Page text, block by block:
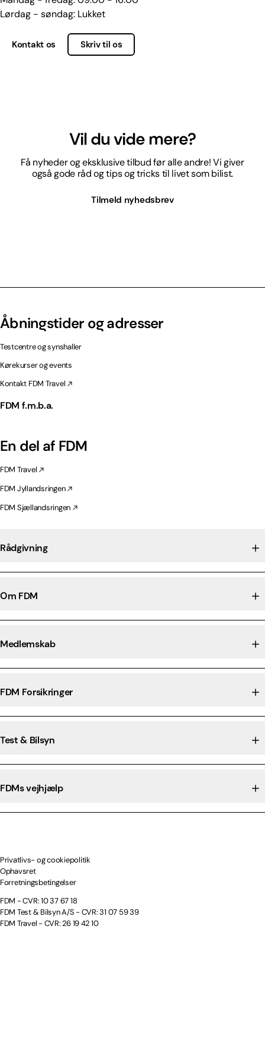
Lørdag - søndag: Lukket
Kontakt os Skriv til os
Vil du vide mere?
Få nyheder og eksklusive tilbud før alle andre! Vi giver
også gode råd og tips og tricks til livet som bilist.
Tilmeld nyhedsbrev
Åbningstider og adresser
Testcentre og synshaller
Kørekurser og events
Kontakt FDM Travel
FDM f.m.b.a.
En del af FDM
FDM Travel
FDM Jyllandsringen
FDM Sjællandsringen
Rådgivning
Om FDM
Medlemskab
FDM Forsikringer
Test & Bilsyn
FDMs vejhjælp
Privatlivs- og cookiepolitik
Ophavsret
Forretningsbetingelser
FDM - CVR: 10 37 67 18
FDM Test & Bilsyn A/S - CVR: 31 07 59 39
FDM Travel - CVR: 26 19 42 10